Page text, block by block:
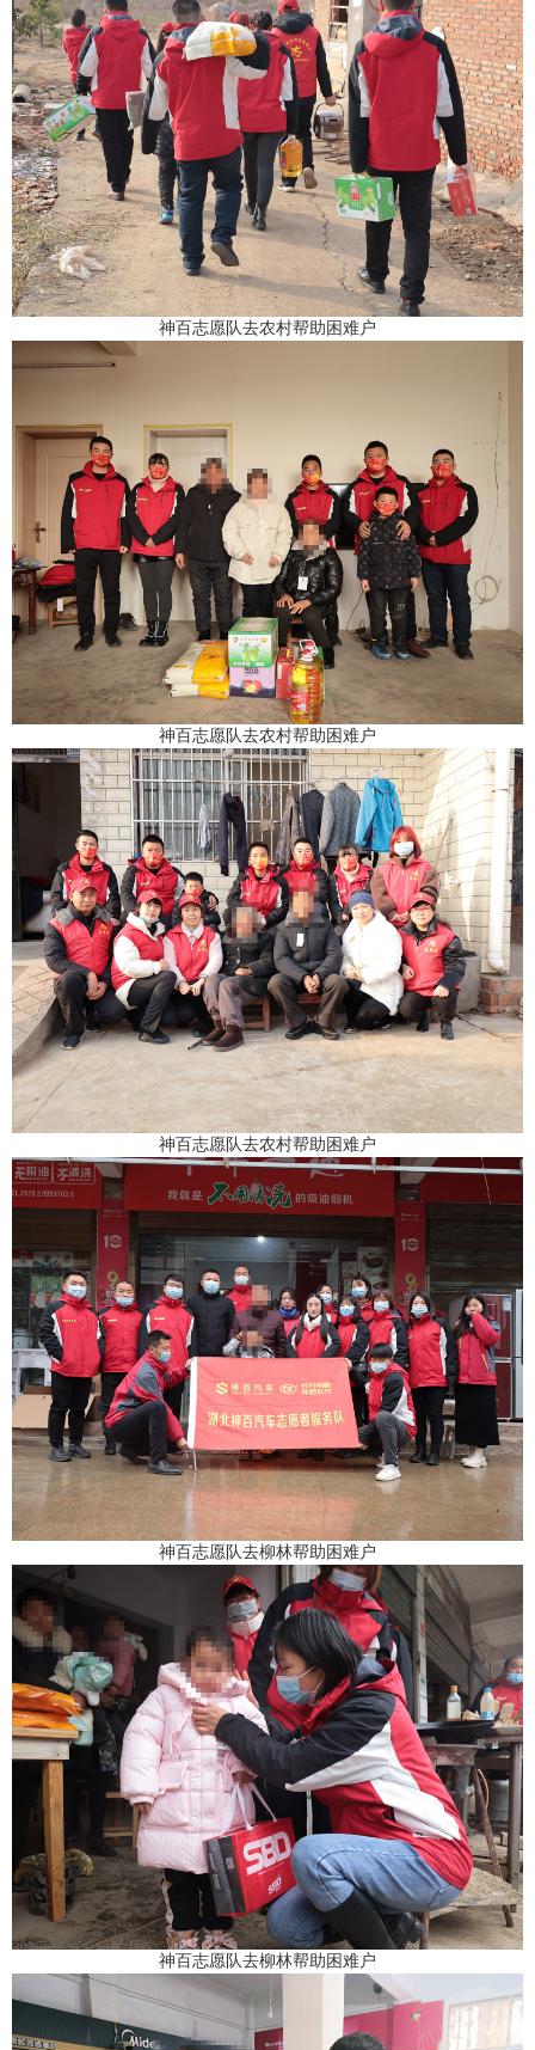
神百志愿队去农村帮助困难户
神百志愿队去农村帮助困难户
神百志愿队去农村帮助困难户
神百志愿队去柳林帮助困难户
神百志愿队去柳林帮助困难户